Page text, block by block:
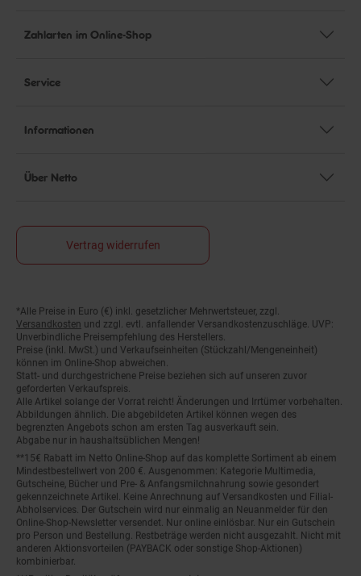
Zahlarten im Online-Shop
Service
Informationen
Über Netto
Vertrag widerrufen
Fußnoten
*Alle Preise in Euro (€) inkl. gesetzlicher Mehrwertsteuer, zzgl.
Versandkosten und zzgl. evtl. anfallender Versandkostenzuschläge. UVP:
Unverbindliche Preisempfehlung des Herstellers.
Preise (inkl. MwSt.) und Verkaufseinheiten (Stückzahl/Mengeneinheit)
können im Online-Shop abweichen.
Statt- und durchgestrichene Preise beziehen sich auf unseren zuvor
geforderten Verkaufspreis.
Alle Artikel solange der Vorrat reicht! Änderungen und Irrtümer vorbehalten.
Abbildungen ähnlich. Die abgebildeten Artikel können wegen des
begrenzten Angebots schon am ersten Tag ausverkauft sein.
Abgabe nur in haushaltsüblichen Mengen!
**15€ Rabatt im Netto Online-Shop auf das komplette Sortiment ab einem
Mindestbestellwert von 200 €. Ausgenommen: Kategorie Multimedia,
Gutscheine, Bücher und Pre- & Anfangsmilchnahrung sowie gesondert
gekennzeichnete Artikel. Keine Anrechnung auf Versandkosten und Filial-
Abholservices. Der Gutschein wird nur einmalig an Neuanmelder für den
Online-Shop-Newsletter versendet. Nur online einlösbar. Nur ein Gutschein
pro Person und Bestellung. Restbeträge werden nicht ausgezahlt. Nicht mit
anderen Aktionsvorteilen (PAYBACK oder sonstige Shop-Aktionen)
kombinierbar.